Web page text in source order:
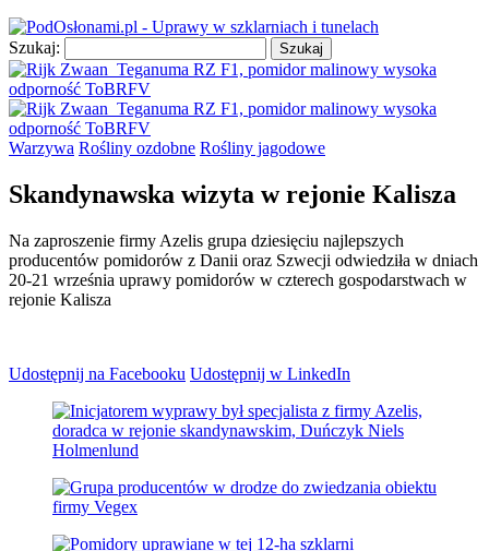
Szukaj:
Warzywa Rośliny ozdobne Rośliny jagodowe
Skandynawska wizyta w rejonie Kalisza
Na zaproszenie firmy Azelis grupa dziesięciu najlepszych
producentów pomidorów z Danii oraz Szwecji odwiedziła w dniach
20-21 września uprawy pomidorów w czterech gospodarstwach w
rejonie Kalisza
Udostępnij na Facebooku Udostępnij w LinkedIn